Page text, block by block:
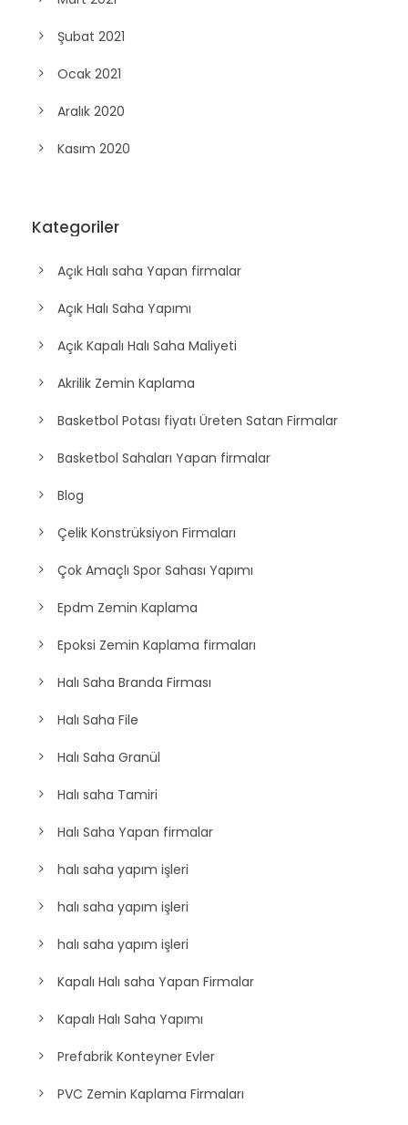
Şubat 2021
Ocak 2021
Aralık 2020
Kasım 2020
Kategoriler
Açık Halı saha Yapan firmalar
Açık Halı Saha Yapımı
Açık Kapalı Halı Saha Maliyeti
Akrilik Zemin Kaplama
Basketbol Potası fiyatı Üreten Satan Firmalar
Basketbol Sahaları Yapan firmalar
Blog
Çelik Konstrüksiyon Firmaları
Çok Amaçlı Spor Sahası Yapımı
Epdm Zemin Kaplama
Epoksi Zemin Kaplama firmaları
Halı Saha Branda Firması
Halı Saha File
Halı Saha Granül
Halı saha Tamiri
Halı Saha Yapan firmalar
halı saha yapım işleri
halı saha yapım işleri
halı saha yapım işleri
Kapalı Halı saha Yapan Firmalar
Kapalı Halı Saha Yapımı
Prefabrik Konteyner Evler
PVC Zemin Kaplama Firmaları